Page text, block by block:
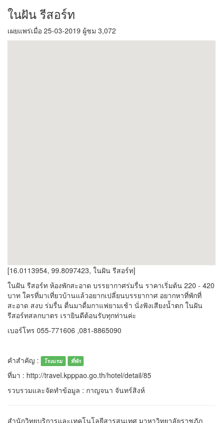
ในฝัน รีสอร์ท
เผยแพร่เมื่อ 25-03-2019 ผู้ชม 3,072
[16.0113954, 99.8097423, ในฝัน รีสอร์ท]
ในฝัน รีสอร์ท ห้องพักสะอาด บรรยากาศร่มรื่น ราคาเริ่มต้น 220 - 420
บาท ใครที่มาเที่ยวบ้านแล้วอยากเปลี่ยนบรรยากาศ อยากหาที่พักที่
สะอาด สงบ ร่มรื่น ตื่นมาดื่มกาแฟยามเช้า นั่งฟังเสียงน้ำตก ในฝัน
รีสอร์ทสลกบาตร เรายินดีต้อนรับทุกท่านค่ะ
เบอร์โทร 055-771606 ,081-8865090
คำสำคัญ : โรงแรม ที่พัก
ที่มา : http://travel.kpppao.go.th/hotel/detail/85
รวบรวมและจัดทำข้อมูล : กาญจนา จันทร์สิงห์
สำนักวิทยบริการและเทคโนโลยีสารสนเทศ มาหาวิทยาลัยราชภัฏ